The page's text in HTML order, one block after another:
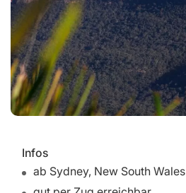
Infos
ab Sydney, New South Wales